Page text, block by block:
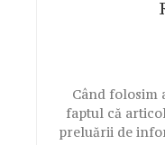
Când folosim
faptul că
preluării de